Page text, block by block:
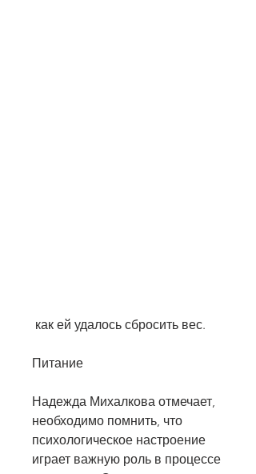
как ей удалось сбросить вес.
Питание
Надежда Михалкова отмечает,
необходимо помнить, что
психологическое настроение
играет важную роль в процессе